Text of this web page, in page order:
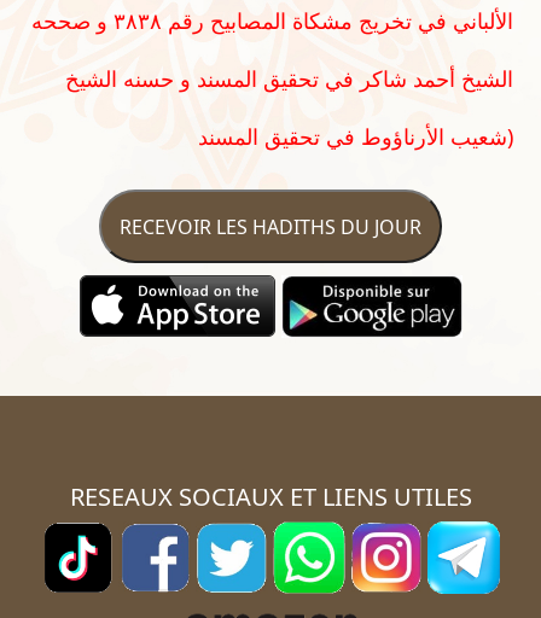
الألباني في تخريج مشكاة المصابيح رقم ٣٨٣٨ و صححه
الشيخ أحمد شاكر في تحقيق المسند و حسنه الشيخ
شعيب الأرناؤوط في تحقيق المسند)
RECEVOIR LES HADITHS DU JOUR
RESEAUX SOCIAUX ET LIENS UTILES